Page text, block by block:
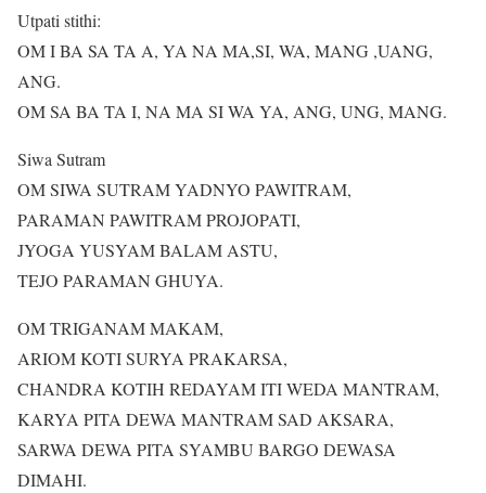
Utpati stithi:
OM I BA SA TA A, YA NA MA,SI, WA, MANG ,UANG,
ANG.
OM SA BA TA I, NA MA SI WA YA, ANG, UNG, MANG.
Siwa Sutram
OM SIWA SUTRAM YADNYO PAWITRAM,
PARAMAN PAWITRAM PROJOPATI,
JYOGA YUSYAM BALAM ASTU,
TEJO PARAMAN GHUYA.
OM TRIGANAM MAKAM,
ARIOM KOTI SURYA PRAKARSA,
CHANDRA KOTIH REDAYAM ITI WEDA MANTRAM,
KARYA PITA DEWA MANTRAM SAD AKSARA,
SARWA DEWA PITA SYAMBU BARGO DEWASA
DIMAHI.